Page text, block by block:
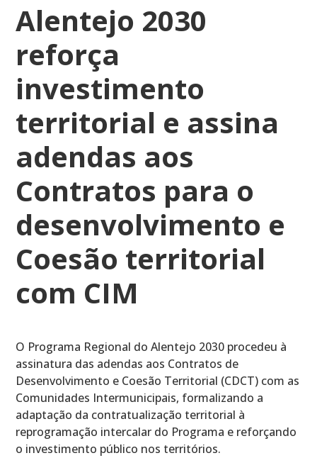
Alentejo 2030
reforça
investimento
territorial e assina
adendas aos
Contratos para o
desenvolvimento e
Coesão territorial
com CIM
O Programa Regional do Alentejo 2030 procedeu à
assinatura das adendas aos Contratos de
Desenvolvimento e Coesão Territorial (CDCT) com as
Comunidades Intermunicipais, formalizando a
adaptação da contratualização territorial à
reprogramação intercalar do Programa e reforçando
o investimento público nos territórios.